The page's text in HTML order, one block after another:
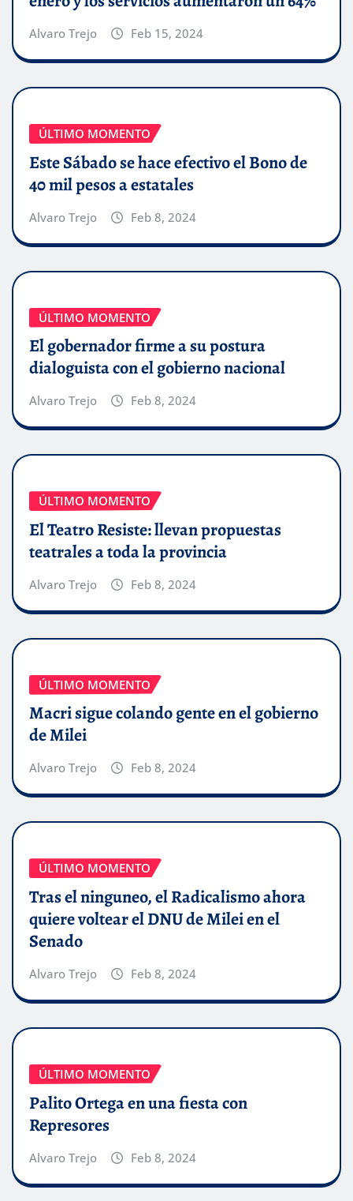
Alvaro Trejo Feb 15, 2024
ÚLTIMO MOMENTO
Este Sábado se hace efectivo el Bono de
40 mil pesos a estatales
Alvaro Trejo Feb 8, 2024
ÚLTIMO MOMENTO
El gobernador firme a su postura
dialoguista con el gobierno nacional
Alvaro Trejo Feb 8, 2024
ÚLTIMO MOMENTO
El Teatro Resiste: llevan propuestas
teatrales a toda la provincia
Alvaro Trejo Feb 8, 2024
ÚLTIMO MOMENTO
Macri sigue colando gente en el gobierno
de Milei
Alvaro Trejo Feb 8, 2024
ÚLTIMO MOMENTO
Tras el ninguneo, el Radicalismo ahora
quiere voltear el DNU de Milei en el
Senado
Alvaro Trejo Feb 8, 2024
ÚLTIMO MOMENTO
Palito Ortega en una fiesta con
Represores
Alvaro Trejo Feb 8, 2024